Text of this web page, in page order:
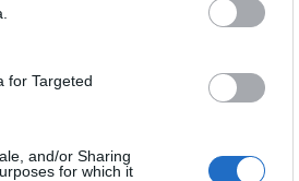
for Targeted
and/or Sharing
for which it